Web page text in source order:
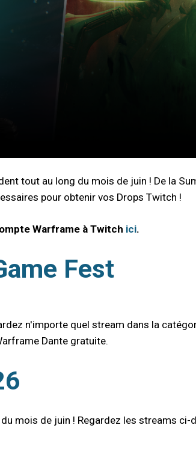
tout au long du mois de juin ! De la
pour obtenir vos Drops Twitch !
Warframe à Twitch ici.
Fest
n'importe quel stream dans la
Dante gratuite.
mois de juin ! Regardez les streams